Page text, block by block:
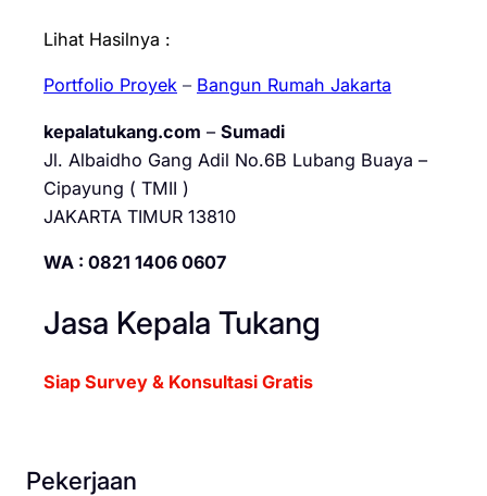
Lihat Hasilnya :
Portfolio Proyek – Bangun Rumah Jakarta
kepalatukang.com – Sumadi
Jl. Albaidho Gang Adil No.6B Lubang Buaya –
Cipayung ( TMII )
JAKARTA TIMUR 13810
WA : 0821 1406 0607
Jasa Kepala Tukang
Siap Survey & Konsultasi Gratis
Pekerjaan